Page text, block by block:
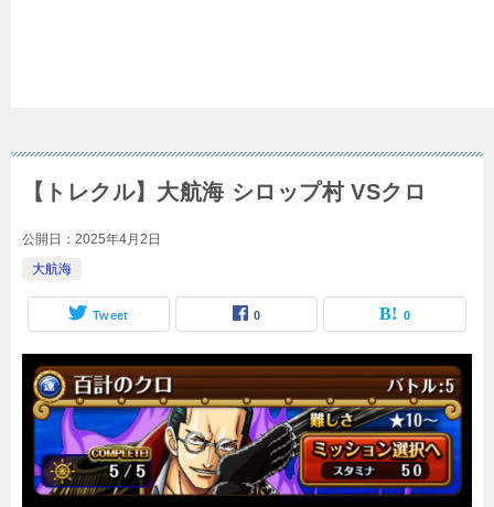
【トレクル】大航海 シロップ村 VSクロ
公開日： 2025年4月2日
大航海
Tweet 0 0